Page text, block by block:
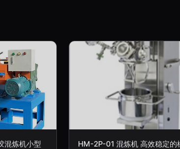
混炼机小型
HM-2P-01 混炼机 高效稳定的